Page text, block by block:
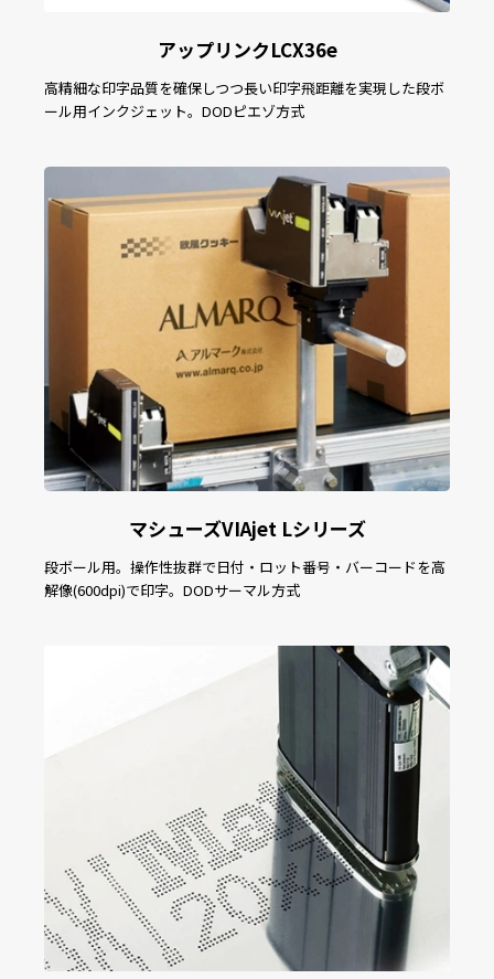
アップリンクLCX36e
高精細な印字品質を確保しつつ長い印字飛距離を実現した段ボ
ール用インクジェット。DODピエゾ方式
マシューズVIAjet Lシリーズ
段ボール用。操作性抜群で日付・ロット番号・バーコードを高
解像(600dpi)で印字。DODサーマル方式